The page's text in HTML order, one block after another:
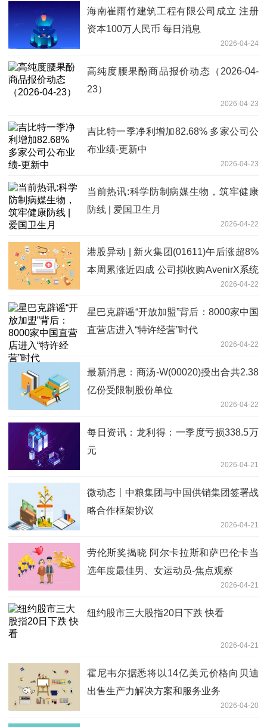
海南崔雨竹建筑工程有限公司成立 注册
资本100万人民币 每日消息
2026-04-24
高纯度腰果酚商品报价动态（2026-04-
23）
2026-04-23
吉比特一季净利增加82.68% 多家公司公
布业绩-更新中
2026-04-23
当前热讯:科学防制病媒生物，筑牢健康
防线 | 爱国卫生月
2026-04-22
港股异动 | 新火集团(01611)午后涨超8%
本周累涨近四成 公司拟收购AvenirX系统
2026-04-22
星巴克辟谣“开放加盟”背后：8000家中国
直营店进入“特许经营”时代
2026-04-22
最新消息：商汤-W(00020)授出合共2.38
亿份受限制股份单位
2026-04-22
每日资讯：龙利得：一季度亏损338.5万
元
2026-04-21
微动态丨中粮集团与中国供销集团签署战
略合作框架协议
2026-04-21
劳伦斯奖揭晓 阿尔卡拉斯和萨巴伦卡当
选年度最佳男、女运动员-焦点观察
2026-04-21
纽约股市三大股指20日下跌 快看
2026-04-21
霍尼韦尔据悉将以14亿美元价格向贝迪
出售生产力解决方案和服务业务
2026-04-20